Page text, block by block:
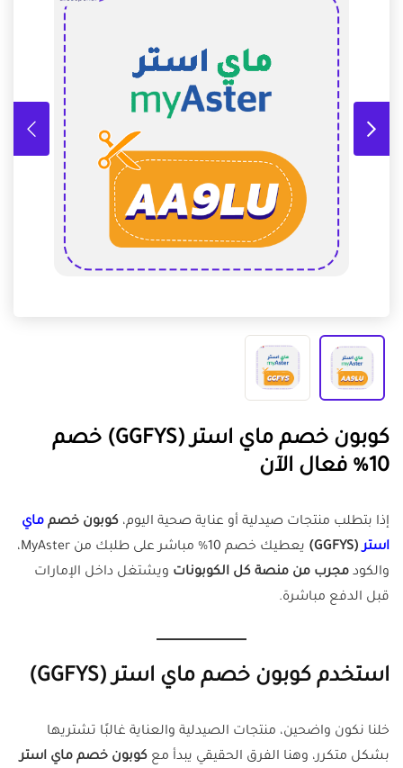
كوبون خصم ماي استر (GGFYS) خصم
10% فعال الآن
إذا بتطلب منتجات صيدلية أو عناية صحية اليوم، كوبون خصم ماي
استر(GGFYS)
يعطيك خصم 10% مباشر على طلبك من MyAster،
والكود مجرب من منصة كل الكوبونات ويشتغل داخل الإمارات
قبل الدفع مباشرة.
استخدم كوبون خصم ماي استر (GGFYS)
خلنا نكون واضحين، منتجات الصيدلية والعناية غالبًا تشتريها
بشكل متكرر، وهنا الفرق الحقيقي يبدأ مع كوبون خصم ماي استر